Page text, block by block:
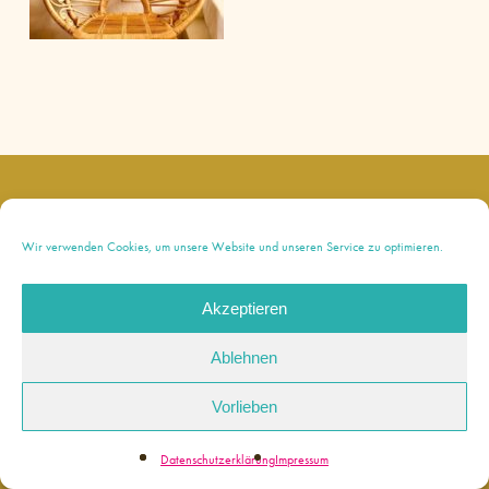
Wir verwenden Cookies, um unsere Website und unseren Service zu optimieren.
Akzeptieren
Ablehnen
Vorlieben
DatenschutzerklärungImpressum
instagram
© 2026 Bianca Paola. |
Datenschutzerklärung
Made with love byWerkstatt für Digitales